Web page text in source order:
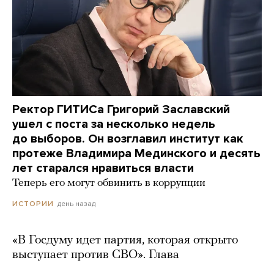
Ректор ГИТИСа Григорий Заславский
ушел с поста за несколько недель
до выборов. Он возглавил институт как
протеже Владимира Мединского и десять
лет старался нравиться власти
Теперь его могут обвинить в коррупции
ИСТОРИИ день назад
«В Госдуму идет партия, которая открыто
выступает против СВО». Глава